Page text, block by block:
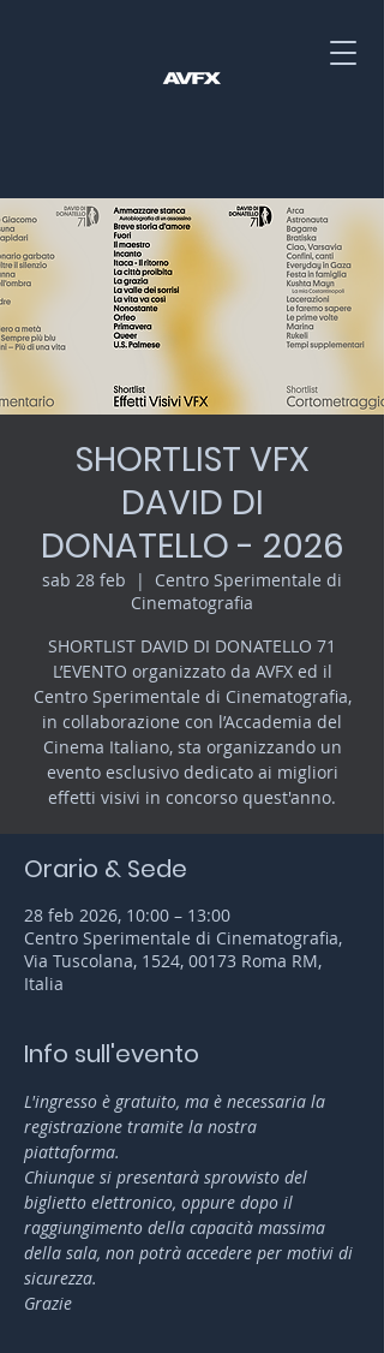
SHORTLIST VFX
DAVID DI
DONATELLO - 2026
sab 28 feb
  |
Centro Sperimentale di
Cinematografia
SHORTLIST DAVID DI DONATELLO 71
L’EVENTO organizzato da AVFX ed il
Centro Sperimentale di Cinematografia,
in collaborazione con l’Accademia del
Cinema Italiano, sta organizzando un
evento esclusivo dedicato ai migliori
effetti visivi in concorso quest'anno.
Orario & Sede
28 feb 2026, 10:00 – 13:00
Centro Sperimentale di Cinematografia,
Via Tuscolana, 1524, 00173 Roma RM,
Italia
Info sull'evento
L'ingresso è gratuito, ma è necessaria la
registrazione tramite la nostra
piattaforma.
Chiunque si presentarà sprovvisto del
biglietto elettronico, oppure dopo il
raggiungimento della capacità massima
della sala, non potrà accedere per motivi di
sicurezza.
Grazie